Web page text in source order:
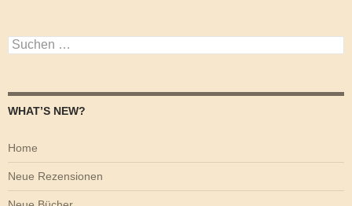
Suchen
nach:
WHAT’S NEW?
Home
Neue Rezensionen